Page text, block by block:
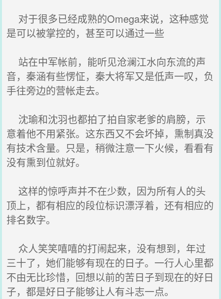
对于很多已经成熟的Omega来说，这种感觉
是可以被掌控的，甚至可以通过一些
站在中军帐前，能听见沧澜江水向东流的声
音，秦涵有些愣怔，秦大将军又是低声一叹，负
手往旁边的营帐走去。
沈瑜和沈羽也都拍了拍自家老爹的肩膀，示
意着他不用紧张。这东西又不会坏掉，熏制真没
有技术含量。只是，稍微注意一下火候，看看有
没有熏到位就好。
这样的惊呼声并不在少数，因为所有人的头
顶上，都有相应的段位标识漂浮着，还有相应的
排名数字。
众人笑笑嘻嘻的打闹起来，没有想到，年过
三十了，她们能够有现在的日子。一行人心里都
不由无比珍惜，回想以前的苦日子到现在的好日
子，都是好日子能够让人有斗志一点。